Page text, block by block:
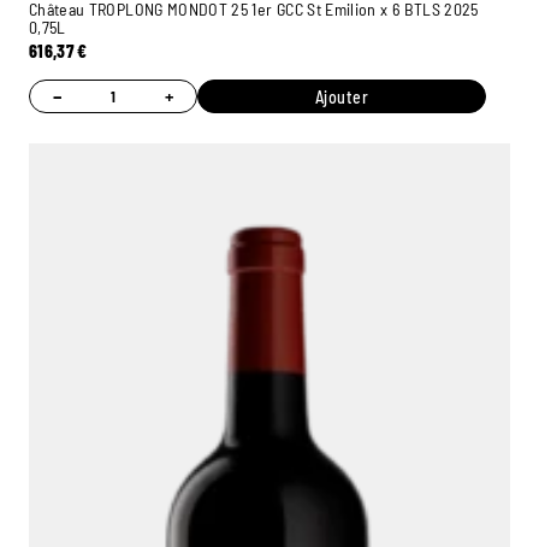
Château TROPLONG MONDOT 25 1er GCC St Emilion x 6 BTLS 2025
0,75L
616,37€
− + Ajouter